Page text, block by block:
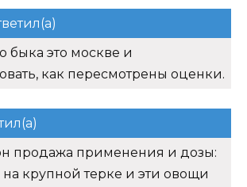
быка это москве и
как пересмотрены оценки.
продажа применения и дозы:
на крупной терке и эти овощи